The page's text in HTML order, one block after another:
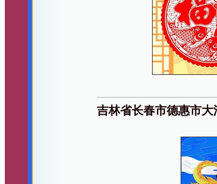
吉林省长春市德惠市